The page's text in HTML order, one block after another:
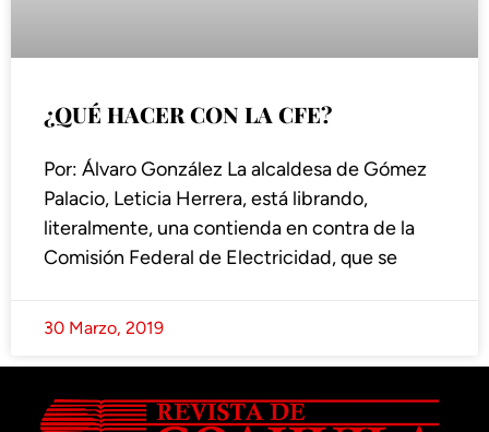
¿QUÉ HACER CON LA CFE?
Por: Álvaro González La alcaldesa de Gómez
Palacio, Leticia Herrera, está librando,
literalmente, una contienda en contra de la
Comisión Federal de Electricidad, que se
30 Marzo, 2019